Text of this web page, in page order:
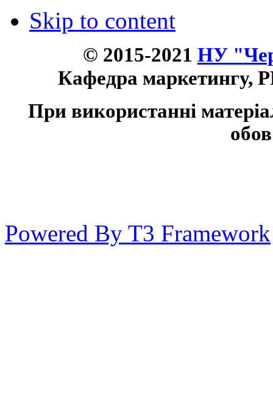
Skip to content
© 2015-2021 НУ
Кафедра маркетингу,
При використанні
Powered By T3 Framework